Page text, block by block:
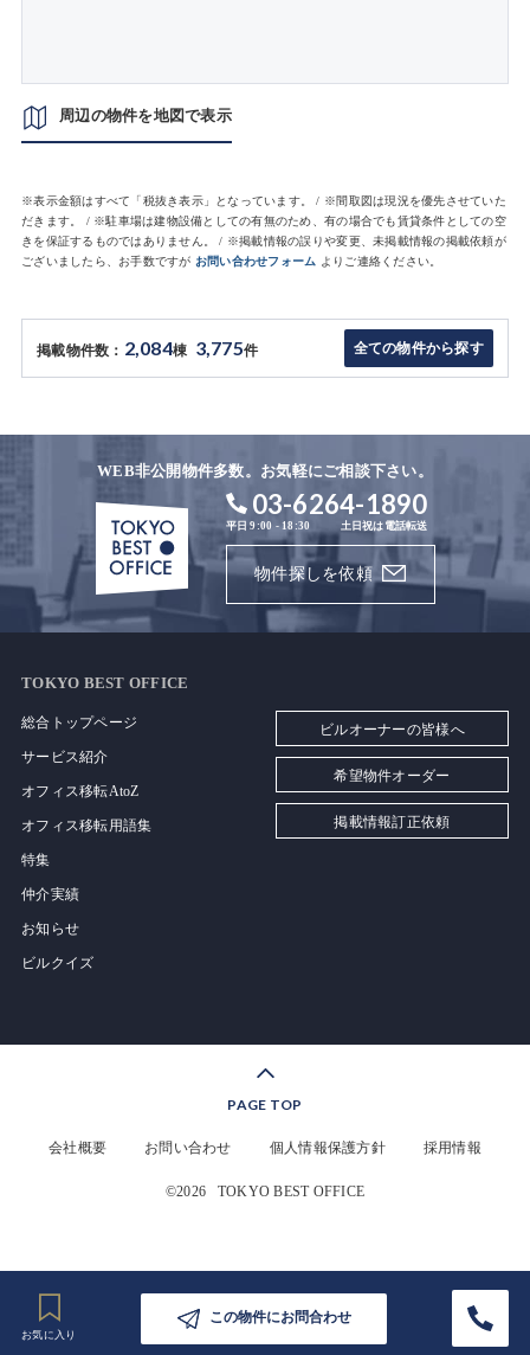
周辺の物件を地図で表示
※表示金額はすべて「税抜き表示」となっています。 / ※間取図は現況を優先させていた
だきます。 / ※駐車場は建物設備としての有無のため、有の場合でも賃貸条件としての空
きを保証するものではありません。 / ※掲載情報の誤りや変更、未掲載情報の掲載依頼が
ございましたら、お手数ですが お問い合わせフォーム よりご連絡ください。
掲載物件数： 2,084棟 3,775件 全ての物件から探す
この物件にお問合わせ
WEB非公開物件多数。お気軽にご相談下さい。
03-6264-1890
平日 9:00 - 18:30 土日祝は電話転送
物件探しを依頼
TOKYO BEST OFFICE
総合トップページ
サービス紹介
オフィス移転AtoZ
オフィス移転用語集
特集
仲介実績
お知らせ
ビルクイズ
ビルオーナーの皆様へ
希望物件オーダー
掲載情報訂正依頼
PAGE TOP
会社概要 お問い合わせ 個人情報保護方針 採用情報
©2026 TOKYO BEST OFFICE